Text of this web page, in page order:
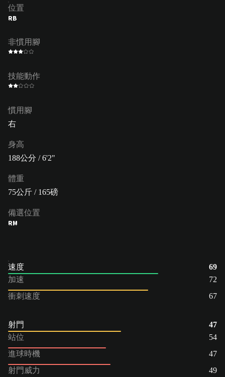
位置
RB
非慣用腳
技能動作
慣用腳
右
身高
188公分 / 6'2"
體重
75公斤 / 165磅
備選位置
RM
速度
69
加速
72
衝刺速度
67
射門
47
站位
54
進球時機
47
射門威力
49